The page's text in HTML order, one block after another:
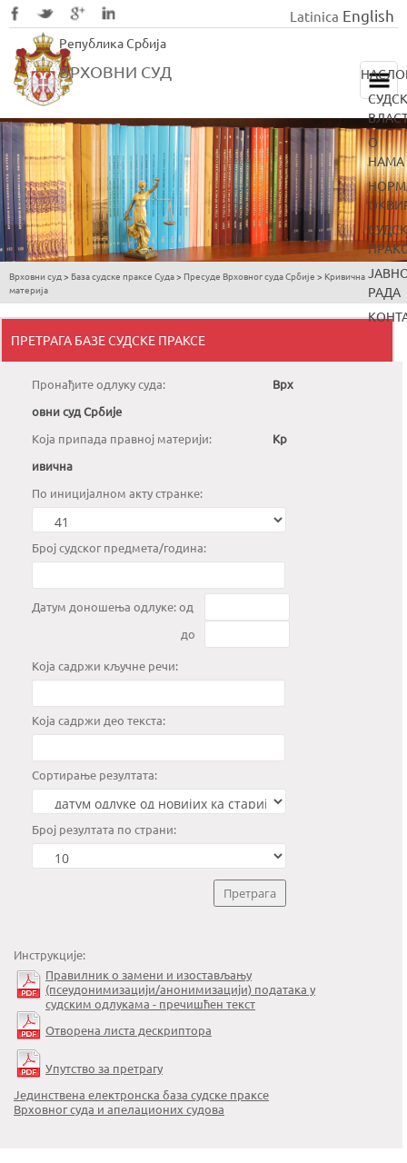
to
main
Република Србија
ВРХОВНИ СУД
Latinica English
О
НАМА
РАДА
You
Врховни суд > База судске праксе Суда> Пресуде Врховног суда Србије > Кривична
материја
ПРЕТРАГА БАЗЕ СУДСКЕ ПРАКСЕ
Пронађите одлуку суда:
Врх
овни суд Србије
Kоја припада правној материји:
Кр
ивична
По иницијалном акту странке:
Број судског предмета/година:
Датум доношења одлуке: од
до
Која садржи кључне речи:
Која садржи део текста:
Сортирање резултата:
Број резултата по страни:
Инструкције:
Правилник о замени и изостављању
(псеудонимизацији/анонимизацији) података у
судским одлукама - пречишћен текст
Отворена листа дескриптора
Упутство за претрагу
Јединствена електронска база судске праксе
Врховног суда и апелационих судова